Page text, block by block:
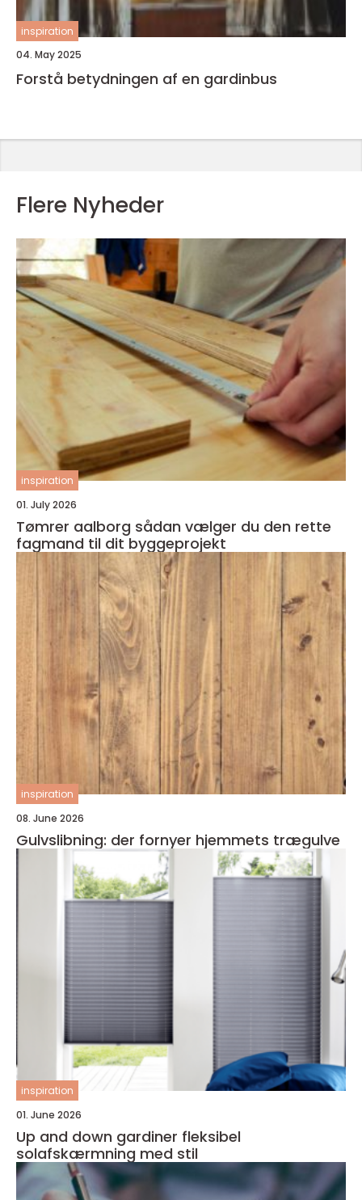
inspiration
04. May 2025
Forstå betydningen af en gardinbus
Flere Nyheder
inspiration
01. July 2026
Tømrer aalborg sådan vælger du den rette
fagmand til dit byggeprojekt
inspiration
08. June 2026
Gulvslibning: der fornyer hjemmets trægulve
inspiration
01. June 2026
Up and down gardiner fleksibel
solafskærmning med stil